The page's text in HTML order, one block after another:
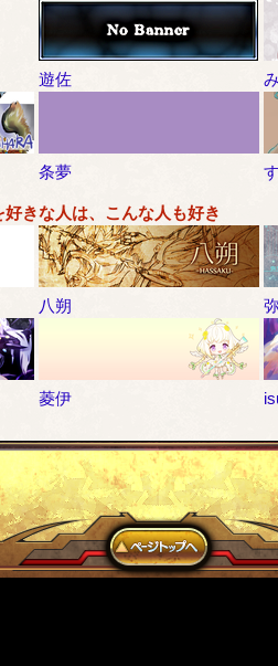
遊佐
条夢
きな人は、こんな人も好き
八朔
菱伊